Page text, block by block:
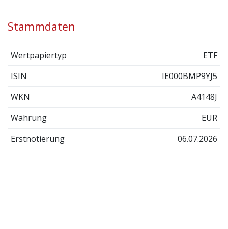
Stammdaten
Wertpapiertyp
ETF
ISIN
IE000BMP9YJ5
WKN
A4148J
Währung
EUR
Erstnotierung
06.07.2026